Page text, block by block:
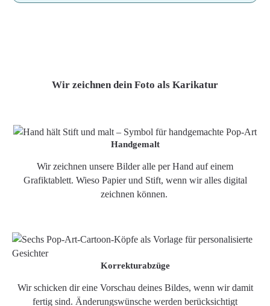
Wir zeichnen dein Foto als Karikatur
Handgemalt
Wir zeichnen unsere Bilder alle per Hand auf einem
Grafiktablett. Wieso Papier und Stift, wenn wir alles digital
zeichnen können.
Korrekturabzüge
Wir schicken dir eine Vorschau deines Bildes, wenn wir damit
fertig sind. Änderungswünsche werden berücksichtigt